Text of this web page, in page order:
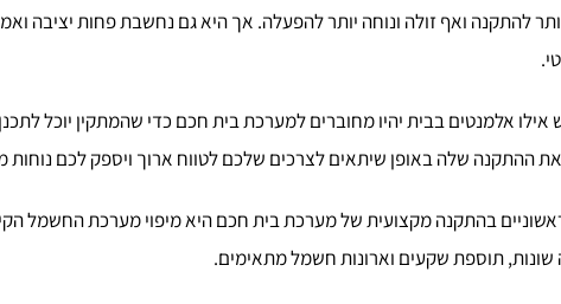
להתקנה ואף זולה ונוחה יותר להפעלה. אך היא גם נחשבת פחות יציבה
אלמנטים בבית יהיו מחוברים למערכת בית חכם כדי שהמתקין יוכל
ההתקנה שלה באופן שיתאים לצרכים שלכם לטווח ארוך ויספק לכם נוחות
בהתקנה מקצועית של מערכת בית חכם היא מיפוי מערכת החשמל
שונות, תוספת שקעים וארונות חשמל מתאימים.